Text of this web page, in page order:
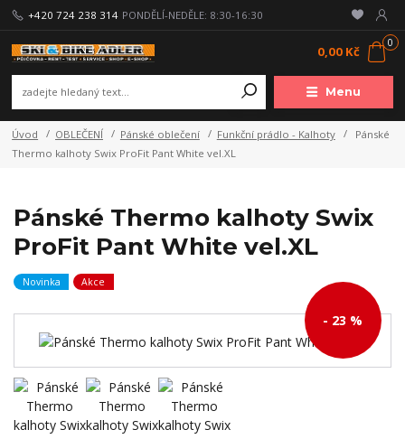
Menu
+420 724 238 314 PONDĚLÍ-NEDĚLE: 8:30-16:30
0
0,00 Kč
Úvod OBLEČENÍ Pánské oblečení Funkční prádlo - Kalhoty
Pánské
Thermo kalhoty Swix ProFit Pant White vel.XL
Pánské Thermo kalhoty Swix
ProFit Pant White vel.XL
Novinka Akce
- 23 %